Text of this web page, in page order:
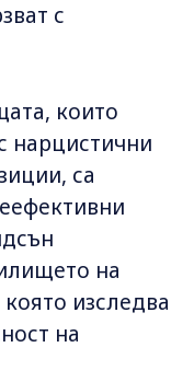
с
които
нарцистични
са
на
изследва
на